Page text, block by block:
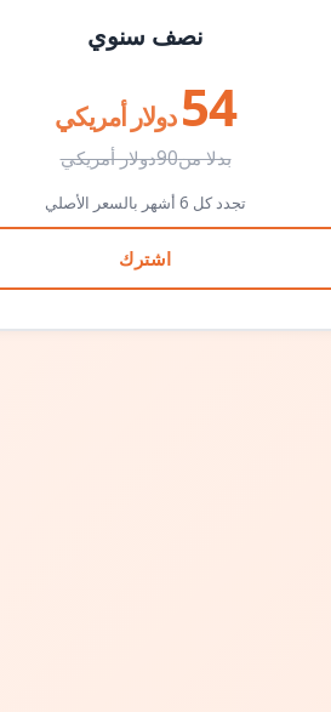
نصف سنوي
54 دولار أمريكي
بدلا من90دولار أمريكي
تجدد كل 6 أشهر بالسعر الأصلي
اشترك